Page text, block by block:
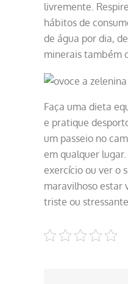
livremente.
hábitos de
de água por dia,
minerais também
Faça uma dieta
e pratique
um passeio no
em qualquer
exercício ou ver o
maravilhoso estar
triste ou